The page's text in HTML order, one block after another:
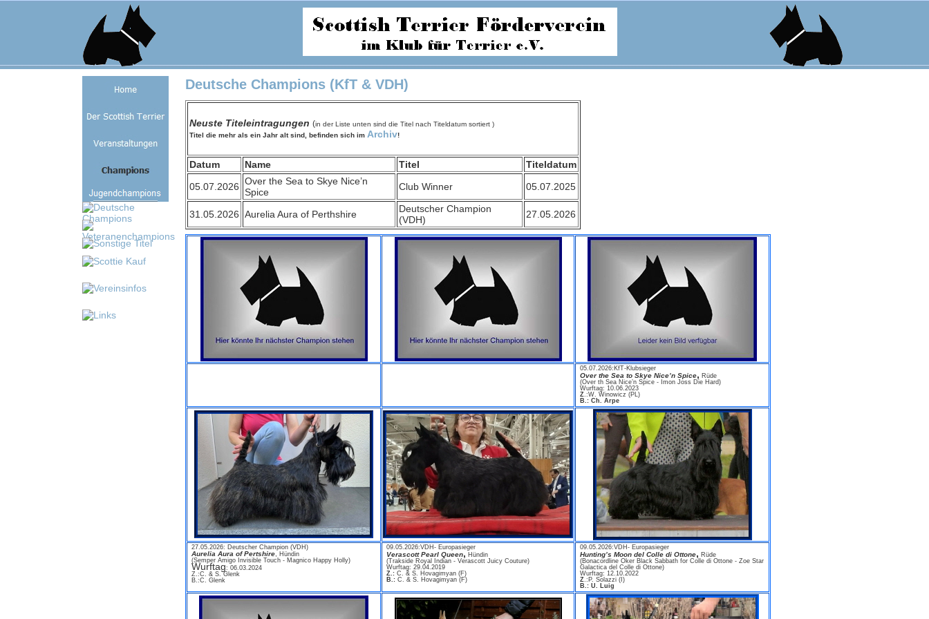
Deutsche Champions (KfT & VDH)
Neuste Titeleintragungen (in der Liste unten sind die Titel nach Titeldatum sortiert )
Titel die mehr als ein Jahr alt sind, befinden sich im Archiv!
Datum Name Titel
Titeldatum
05.07.2026 Over the Sea to Skye Nice’n
Spice
Club Winner 05.07.2025
31.05.2026 Aurelia Aura of Perthshire
Deutscher Champion
(VDH)
27.05.2026
05.07.2026:KfT-Klubsieger
Over the Sea to Skye Nice’n Spice, Rüde
(Over th Sea Nice’n Spice - Imon Joss Die Hard)
Wurftag: 10.06.2023
Z.:W. Winowicz (PL)
B.: Ch. Arpe
27.05.2026: Deutscher Champion (VDH)
Aurelia Aura of Pertshire, Hündin
(Semper Amigo Invisible Touch - Magnico Happy Holly)
Wurftag: 06.03.2024
Z.:C. & S. Glenk
B.:C. Glenk
09.05.2026:VDH- Europasieger
Verascott Pearl Queen, Hündin
(Trakside Royal Indian - Verascott Juicy Couture)
Wurftag: 29.04.2019
Z.: C. & S. Hovagimyan (F)
B.: C. & S. Hovagimyan (F)
09.05.2026:VDH- Europasieger
Hunting’s Moon del Colle di Ottone, Rüde
(Bonacordline Oker Black Sabbath for Colle di Ottone - Zoe Star
Galactica del Colle di Ottone)
Wurftag: 12.10.2022
Z.:P. Solazzi (I)
B.: U. Luig